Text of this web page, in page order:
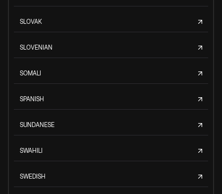
SLOVAK
SLOVENIAN
SOMALI
SPANISH
SUNDANESE
SWAHILI
SWEDISH